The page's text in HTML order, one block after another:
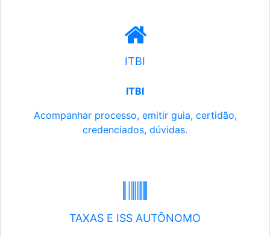
ITBI
ITBI
Acompanhar processo, emitir guia, certidão,
credenciados, dúvidas.
TAXAS E ISS AUTÔNOMO